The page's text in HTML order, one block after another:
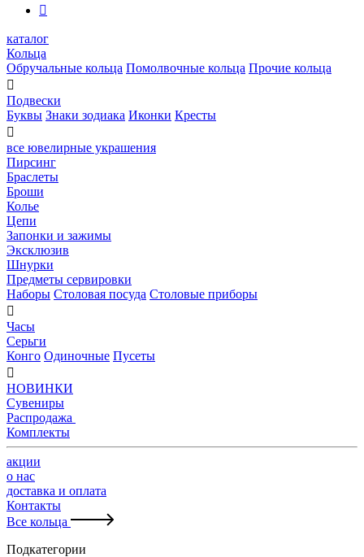

каталог
Кольца
Обручальные кольца Помолвочные кольца Прочие кольца

Подвески
Буквы Знаки зодиака Иконки Кресты

все ювелирные украшения
Пирсинг
Браслеты
Броши
Колье
Цепи
Запонки и зажимы
Эксклюзив
Шнурки
Предметы сервировки
Наборы Столовая посуда Столовые приборы

Часы
Серьги
Конго Одиночные Пусеты

НОВИНКИ
Сувениры
Распродажа
Комплекты
акции
о нас
доставка и оплата
Контакты
Все кольца
Подкатегории